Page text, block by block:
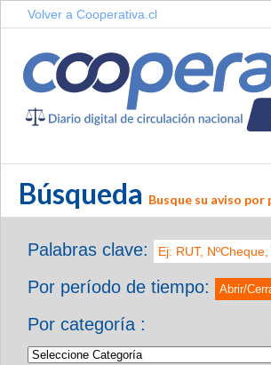
Volver a Cooperativa.cl
Búsqueda Busque su aviso
Palabras clave:
Por período de tiempo:
Abrir/
Por categoría :